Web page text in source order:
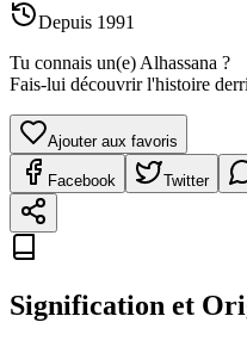
Depuis 1991
Tu connais un(e) Alhassana ?
Fais-lui découvrir l'histoire
Ajouter aux favoris
Facebook Twitter
Signification et